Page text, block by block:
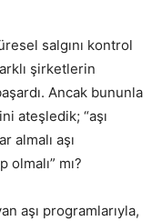
salgını kontrol
şirketlerin
Ancak bununla
ateşledik; “aşı
almalı aşı
olmalı” mı?
aşı programlarıyla,